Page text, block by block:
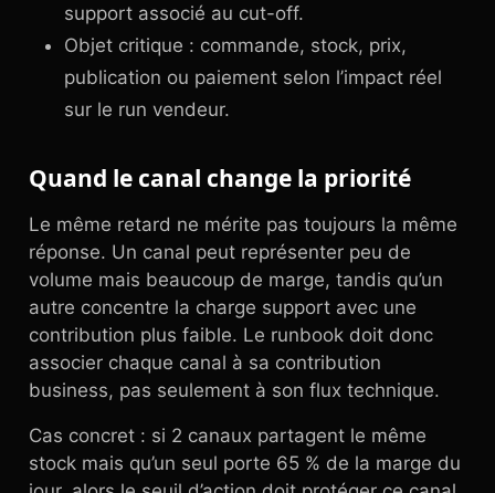
support associé au cut-off.
Objet critique : commande, stock, prix,
publication ou paiement selon l’impact réel
sur le run vendeur.
Quand le canal change la priorité
Le même retard ne mérite pas toujours la même
réponse. Un canal peut représenter peu de
volume mais beaucoup de marge, tandis qu’un
autre concentre la charge support avec une
contribution plus faible. Le runbook doit donc
associer chaque canal à sa contribution
business, pas seulement à son flux technique.
Cas concret : si 2 canaux partagent le même
stock mais qu’un seul porte 65 % de la marge du